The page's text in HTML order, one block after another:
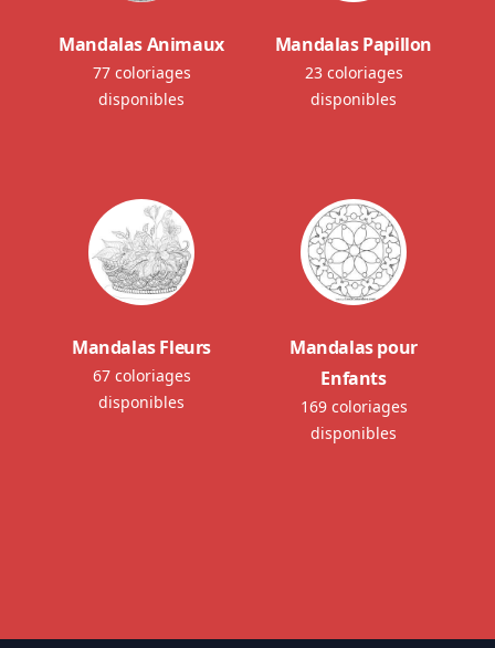
Mandalas Animaux
77 coloriages
disponibles
Mandalas Papillon
23 coloriages
disponibles
Mandalas Fleurs
67 coloriages
disponibles
Mandalas pour
Enfants
169 coloriages
disponibles